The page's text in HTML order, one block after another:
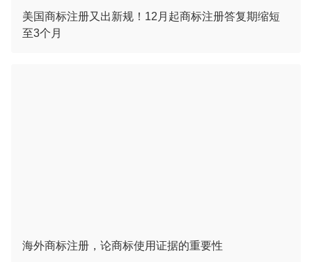
美国商标注册又出新规！12月起商标注册答复期缩短
至3个月
海外商标注册，论商标使用证据的重要性